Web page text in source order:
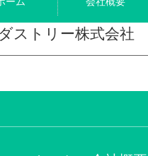
ストリー株式会社